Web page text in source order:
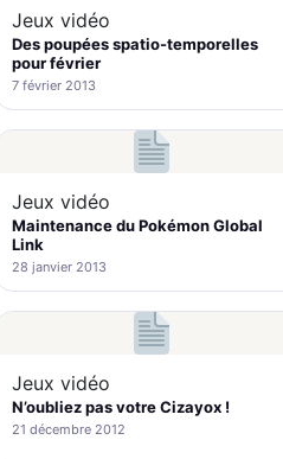
Jeux vidéo
Des poupées spatio-temporelles
pour février
7 février 2013
Jeux vidéo
Maintenance du Pokémon Global
Link
28 janvier 2013
Jeux vidéo
N’oubliez pas votre Cizayox !
21 décembre 2012